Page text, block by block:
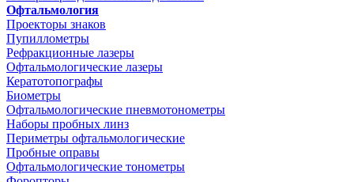
Офтальмология
Проекторы знаков
Пупиллометры
Рефракционные лазеры
Офтальмологические лазеры
Кератотопографы
Биометры
Офтальмологические пневмотонометры
Наборы пробных линз
Периметры офтальмологические
Пробные оправы
Офтальмологические тонометры